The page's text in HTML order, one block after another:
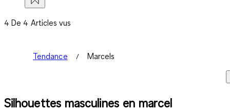
4 De 4 Articles vus
Tendance Marcels
Silhouettes masculines en marcel